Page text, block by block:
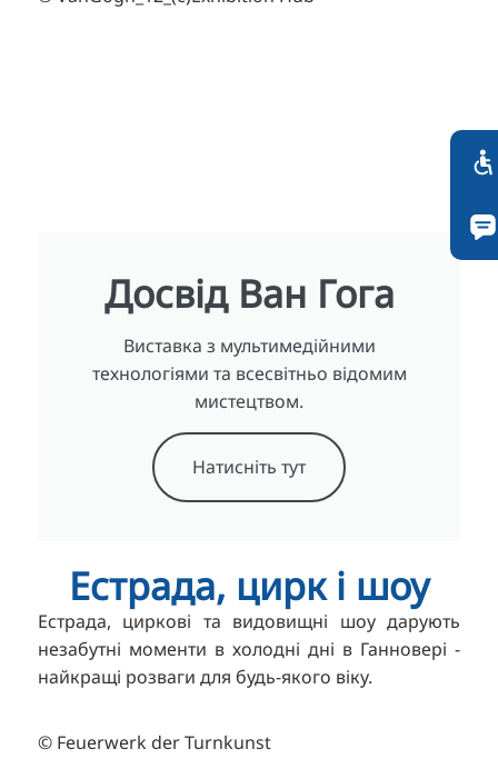
Досвід Ван Гога
Виставка з мультимедійними
технологіями та всесвітньо відомим
мистецтвом.
Натисніть тут
Естрада, цирк і шоу
Естрада, циркові та видовищні шоу дарують
незабутні моменти в холодні дні в Ганновері -
найкращі розваги для будь-якого віку.
© Feuerwerk der Turnkunst